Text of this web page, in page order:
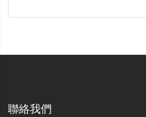
聯絡我們